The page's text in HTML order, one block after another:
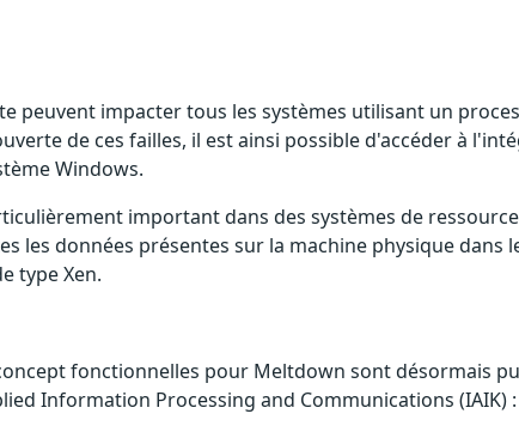
peuvent impacter tous les systèmes utilisant un
de ces failles, il est ainsi possible d'accéder à
Windows.
important dans des systèmes de
les données présentes sur la machine physique
type Xen.
fonctionnelles pour Meltdown sont désormais
Information Processing and Communications (IAIK) :